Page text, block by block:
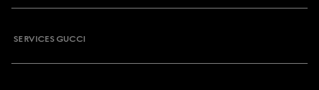
SERVICES GUCCI